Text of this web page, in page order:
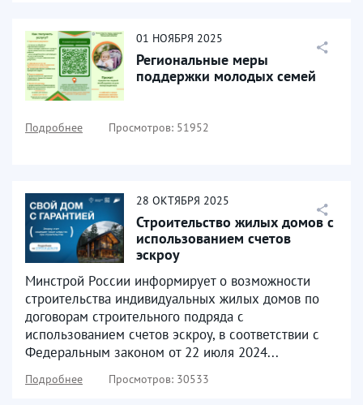
01 НОЯБРЯ 2025
Региональные меры
поддержки молодых семей
Подробнее Просмотров: 51952
28 ОКТЯБРЯ 2025
Строительство жилых домов с
использованием счетов
эскроу
Минстрой России информирует о возможности
строительства индивидуальных жилых домов по
договорам строительного подряда с
использованием счетов эскроу, в соответствии с
Федеральным законом от 22 июля 2024...
Подробнее Просмотров: 30533